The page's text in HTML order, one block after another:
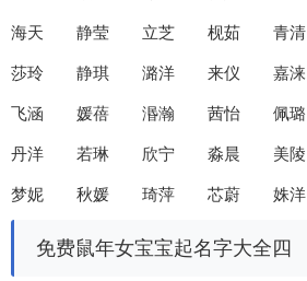
海天 静莹 立芝 枧茹 青清
莎玲 静琪 潞洋 来仪 嘉涞
飞涵 媛蓓 湣瀚 茜怡 佩璐
丹洋 若琳 欣宁 淼晨 美陵
梦妮 秋媛 琦萍 芯蔚 姝洋
免费鼠年女宝宝起名字大全四